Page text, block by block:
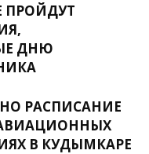
ПРОЙДУТ
ДНЮ
РАСПИСАНИЕ
В КУДЫМКАРЕ